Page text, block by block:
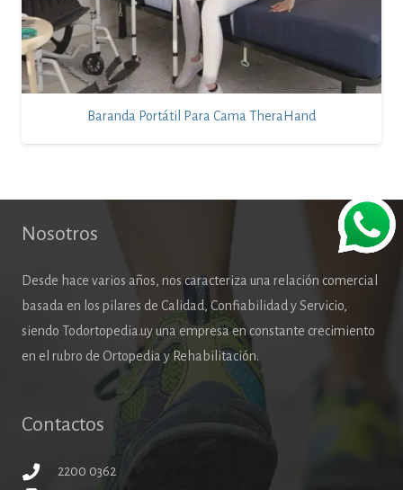
Baranda Portátil Para Cama TheraHand
Nosotros
Desde hace varios años, nos caracteriza una relación comercial
basada en los pilares de Calidad, Confiabilidad y Servicio,
siendo Todortopedia.uy una empresa en constante crecimiento
en el rubro de Ortopedia y Rehabilitación.
Contactos
2200 0362